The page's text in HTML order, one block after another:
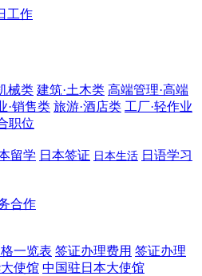
械类 建筑·土木类 高端管理·高端
·销售类 旅游·酒店类 工厂·轻作业
职位
留学 日本签证 日本生活 日语学习
合作
一览表 签证办理费用 签证办理
使馆 中国驻日本大使馆